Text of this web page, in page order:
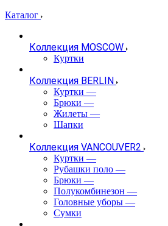
Каталог
Коллекция MOSCOW
Куртки
Коллекция BERLIN
Куртки —
Брюки —
Жилеты —
Шапки
Коллекция VANCOUVER2
Куртки —
Рубашки поло —
Брюки —
Полукомбинезон —
Головные уборы —
Сумки